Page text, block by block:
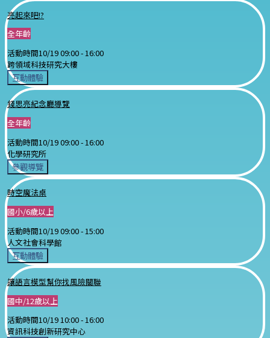
亮起來吧!?
全年齡
活動時間10/19 09:00 -16:00
跨領域科技研究大樓
互動體驗
錢思亮紀念廳導覽
全年齡
活動時間10/19 09:00 - 16:00
化學研究所
參觀導覽
時空魔法桌
國小/6歲以上
活動時間10/19 09:00 -15:00
人文社會科學館
互動體驗
讓語言模型幫你找風險關聯
國中/12歲以上
活動時間10/19 10:00 -16:00
資訊科技創新研究中心